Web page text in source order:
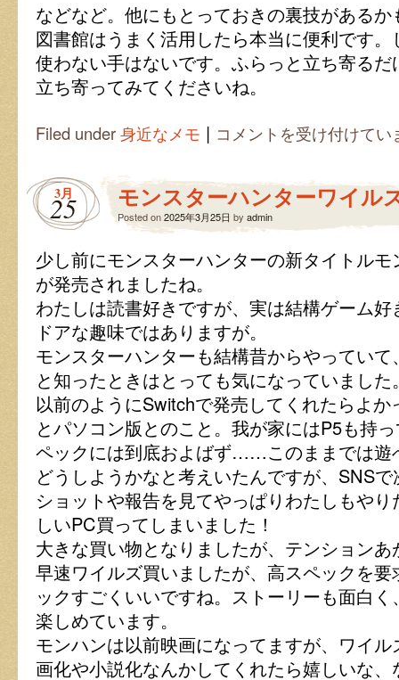
などなど。他にもとっておきの裏技があるか
図書館はうまく活用したら本当に便利です
使わない手はないです。ふらっと立ち寄る
立ち寄ってみてくださいね。
Filed under身近なメモ |
図
書
裏
知
て
ま
は
コメントを受け付けてい
3月
25 モンスターハンターワイル
Posted on2025年3月25日 by admin
少し前にモンスターハンターの新タイトル
が発売されましたね。
わたしは読書好きですが、実は結構ゲーム
ドアな趣味ではありますが。
モンスターハンターも結構昔からやってい
と知ったときはとっても気になっていました
以前のようにSwitchで発売してくれたらよ
とパソコン版とのこと。我が家にはP5も持
ペックには到底およばず……このままでは遊
どうしようかなと考えいたんですが、SNS
ショットや報告を見てやっぱりわたしもや
しいPC買ってしまいました！
大きな買い物となりましたが、テンション
早速ワイルズ買いましたが、高スペックを
ックすごくいいですね。ストーリーも面白
楽しめています。
モンハンは以前映画になってますが、ワイ
画化や小説化なんかしてくれたら嬉しいな、